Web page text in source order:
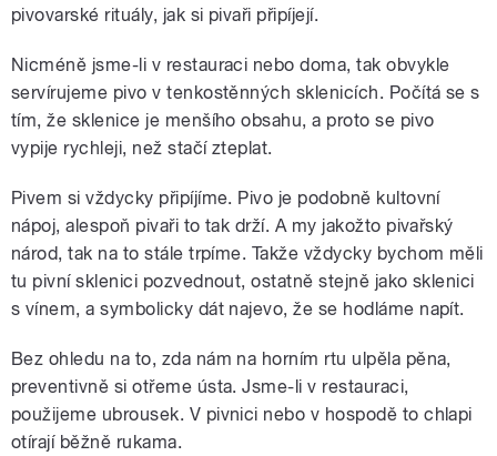
pivovarské rituály, jak si pivaři připíjejí.
Nicméně jsme-li v restauraci nebo doma, tak obvykle
servírujeme pivo v tenkostěnných sklenicích. Počítá se s
tím, že sklenice je menšího obsahu, a proto se pivo
vypije rychleji, než stačí zteplat.
Pivem si vždycky připíjíme. Pivo je podobně kultovní
nápoj, alespoň pivaři to tak drží. A my jakožto pivařský
národ, tak na to stále trpíme. Takže vždycky bychom měli
tu pivní sklenici pozvednout, ostatně stejně jako sklenici
s vínem, a symbolicky dát najevo, že se hodláme napít.
Bez ohledu na to, zda nám na horním rtu ulpěla pěna,
preventivně si otřeme ústa. Jsme-li v restauraci,
použijeme ubrousek. V pivnici nebo v hospodě to chlapi
otírají běžně rukama.